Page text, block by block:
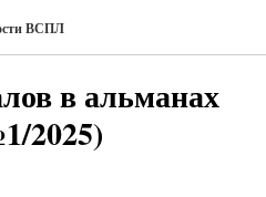
ВСПЛ
в альманах
2025)